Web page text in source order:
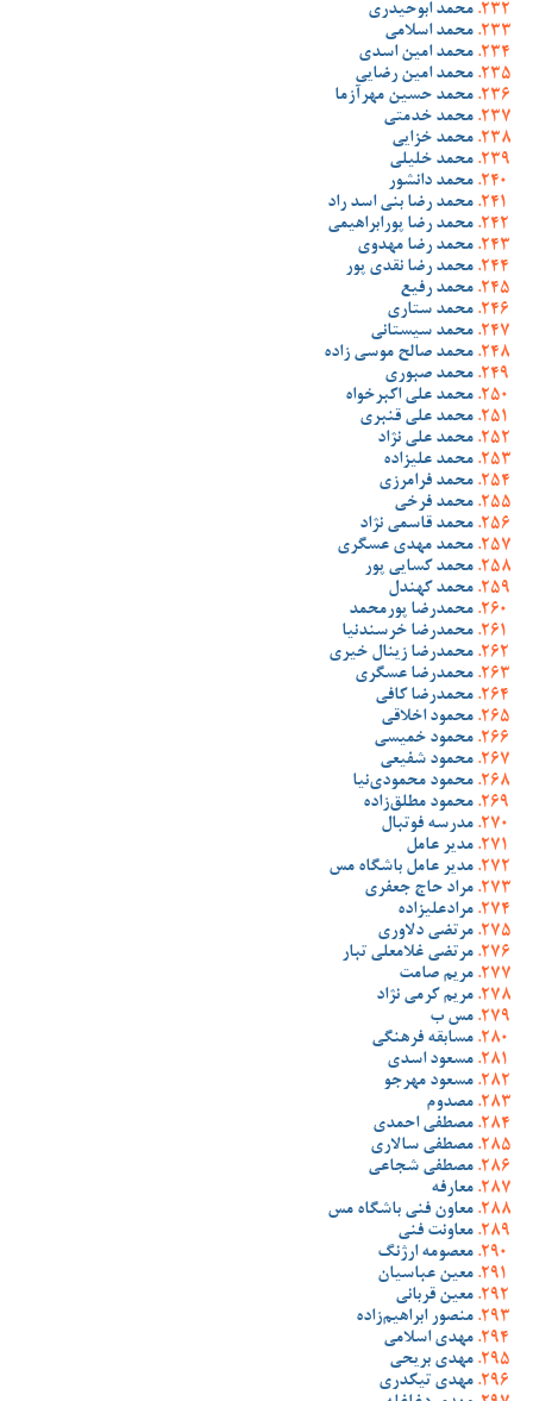
محمد ابوحیدری
محمد اسلامی
محمد امین اسدی
محمد امین رضایی
محمد حسین مهرآزما
محمد خدمتی
محمد خزایی
محمد خلیلی
محمد دانشور
محمد رضا بنی اسد راد
محمد رضا پورابراهیمی
محمد رضا مهدوی
محمد رضا نقدی پور
محمد رفیع
محمد ستاری
محمد سیستانی
محمد صالح موسی زاده
محمد صبوری
محمد علی اکبرخواه
محمد علی قنبری
محمد علی نژاد
محمد علیزاده
محمد فرامرزی
محمد فرخی
محمد قاسمی نژاد
محمد مهدی عسگری
محمد کسایی پور
محمد کهندل
محمدرضا پورمحمد
محمدرضا خرسندنیا
محمدرضا زینال خیری
محمدرضا عسگری
محمدرضا کافی
محمود اخلاقی
محمود خمیسی
محمود شفیعی
محمود محمودی‌نیا
محمود مطلق‌زاده
مدرسه فوتبال
مدیر عامل
مدیر عامل باشگاه مس
مراد حاج جعفری
مرادعلیزاده
مرتضی دلاوری
مرتضی غلامعلی تبار
مریم صامت
مریم کرمی نژاد
مس ب
مسابقه فرهنگی
مسعود اسدی
مسعود مهرجو
مصدوم
مصطفی احمدی
مصطفی سالاری
مصطفی شجاعی
معارفه
معاون فنی باشگاه مس
معاونت فنی
معصومه ارژنگ
معین عباسیان
معین قربانی
منصور ابراهیم‌زاده
مهدی اسلامی
مهدی بریحی
مهدی تیکدری